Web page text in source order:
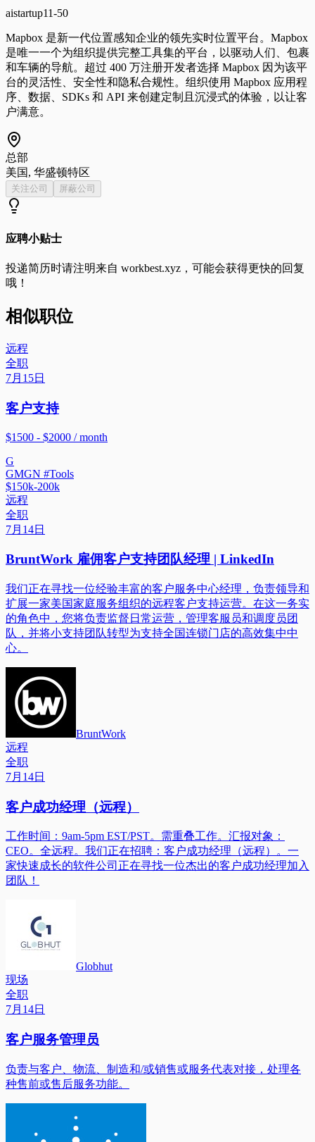
aistartup11-50
Mapbox 是新一代位置感知企业的领先实时位置平台。Mapbox
是唯一一个为组织提供完整工具集的平台，以驱动人们、包裹
和车辆的导航。超过 400 万注册开发者选择 Mapbox 因为该平
台的灵活性、安全性和隐私合规性。组织使用 Mapbox 应用程
序、数据、SDKs 和 API 来创建定制且沉浸式的体验，以让客
户满意。
总部
美国, 华盛顿特区
关注公司 屏蔽公司
应聘小贴士
投递简历时请注明来自 workbest.xyz ，可能会获得更快的回复
哦！
相似职位
远程
全职
7月15日
客户支持
$1500 - $2000 / month
G
GMGN #Tools
$150k-200k
远程
全职
7月14日
BruntWork 雇佣客户支持团队经理 | LinkedIn
我们正在寻找一位经验丰富的客户服务中心经理，负责领导和
扩展一家美国家庭服务组织的远程客户支持运营。在这一务实
的角色中，您将负责监督日常运营，管理客服员和调度员团
队，并将小支持团队转型为支持全国连锁门店的高效集中中
心。
BruntWork
远程
全职
7月14日
客户成功经理（远程）
工作时间：9am-5pm EST/PST。需重叠工作。汇报对象：
CEO。全远程。我们正在招聘：客户成功经理（远程）。一
家快速成长的软件公司正在寻找一位杰出的客户成功经理加入
团队！
Globhut
现场
全职
7月14日
客户服务管理员
负责与客户、物流、制造和/或销售或服务代表对接，处理各
种售前或售后服务功能。